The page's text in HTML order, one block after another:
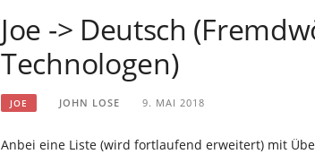
Joe -> Deutsch
Technologen)
JOE JOHN LOSE 9. MAI 2018
Anbei eine Liste (wird fortlaufend erweitert) mit